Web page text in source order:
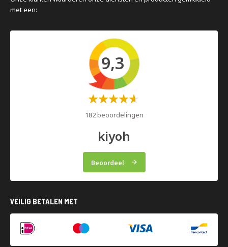
met een:
9,3
Waardering:
182 beoordelingen
kiyoh
Beoordeel
VEILIG BETALEN MET